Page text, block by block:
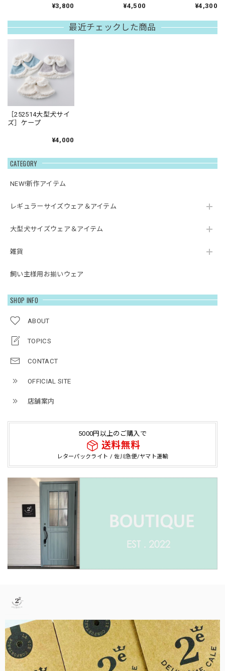
CATEGORY
NEW!新作アイテム
レギュラーサイズウェア＆アイテム
大型犬サイズウェア＆アイテム
雑貨
飼い主様用お揃いウェア
SHOP INFO
ABOUT
TOPICS
CONTACT
OFFICIAL SITE
店舗案内
5000円以上のご購入で
送料無料
レターパックライト / 佐川急便/ヤマト運輸
¥3,800 ¥4,500 ¥4,300
最近チェックした商品
［252514大型犬サイ
ズ］ケープ
¥4,000